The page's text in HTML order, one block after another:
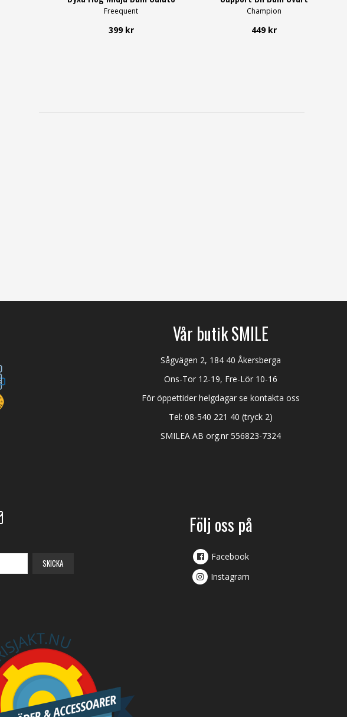
Freequent
399 kr
Champion
449 kr
Vår butik SMILE
Sågvägen 2, 184 40 Åkersberga
Ons-Tor 12-19, Fre-Lör 10-16
För öppettider helgdagar se kontakta oss
Tel:08-540 221 40 (tryck 2)
SMILEA AB org.nr 556823-7324
SKICKA
Följ oss på
Facebook
Instagram